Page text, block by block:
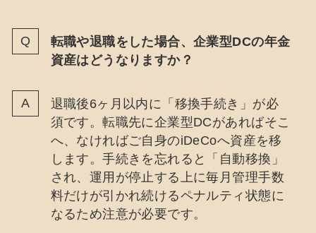
転職や退職をした場合、企業型DCの年金
資産はどうなりますか？
退職後6ヶ月以内に「移換手続き」が必
須です。転職先に企業型DCがあればそこ
へ、なければご自身のiDeCoへ資産を移
します。手続きを忘れると「自動移換」
され、運用が停止する上に毎月管理手数
料だけが引かれ続けるペナルティ状態に
なるため注意が必要です。